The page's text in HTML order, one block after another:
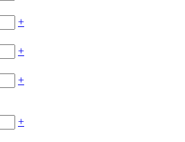
+
+
+
+